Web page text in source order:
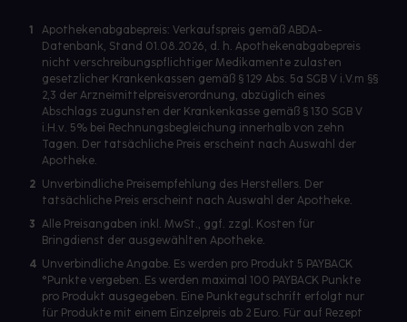
1
Apothekenabgabepreis: Verkaufspreis gemäß ABDA-
Datenbank, Stand 01.08.2026, d. h. Apothekenabgabepreis
nicht verschreibungspflichtiger Medikamente zulasten
gesetzlicher Krankenkassen gemäß § 129 Abs. 5a SGB V i.V.m §§
2,3 der Arzneimittelpreisverordnung, abzüglich eines
Abschlags zugunsten der Krankenkasse gemäß § 130 SGB V
i.H.v. 5% bei Rechnungsbegleichung innerhalb von zehn
Tagen. Der tatsächliche Preis erscheint nach Auswahl der
Apotheke.
2 Unverbindliche Preisempfehlung des Herstellers. Der
tatsächliche Preis erscheint nach Auswahl der Apotheke.
3 Alle Preisangaben inkl. MwSt., ggf. zzgl. Kosten für
Bringdienst der ausgewählten Apotheke.
4 Unverbindliche Angabe. Es werden pro Produkt 5 PAYBACK
°Punkte vergeben. Es werden maximal 100 PAYBACK Punkte
pro Produkt ausgegeben. Eine Punktegutschrift erfolgt nur
für Produkte mit einem Einzelpreis ab 2 Euro. Für auf Rezept